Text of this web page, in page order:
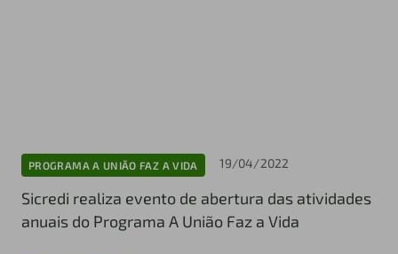
PROGRAMA A UNIÃO FAZ A VIDA 19/04/2022
Sicredi realiza evento de abertura das atividades
anuais do Programa A União Faz a Vida